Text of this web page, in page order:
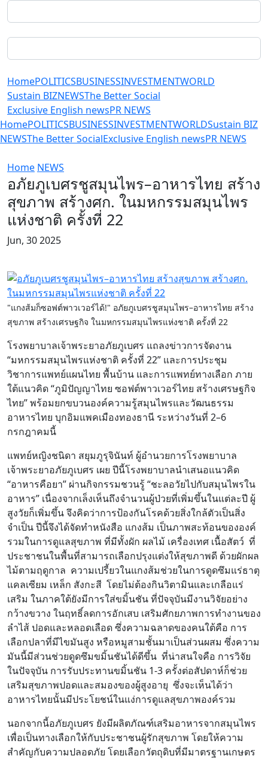
HomePOLITICSBUSINESSINVESTMENTWORLD
Sustain BIZNEWSThe Better Social
Exclusive English newsPR NEWS
HomePOLITICSBUSINESSINVESTMENTWORLDSustain BIZ
NEWSThe Better SocialExclusive English newsPR NEWS
Home NEWS
อภัยภูเบศรชูสมุนไพร–อาหารไทย สร้าง
สุขภาพ สร้างศก. ในมหกรรมสมุนไพร
แห่งชาติ ครั้งที่ 22
Jun, 30 2025
"แกงส้มก็ซอฟต์พาวเวอร์ได้!" อภัยภูเบศรชูสมุนไพร–อาหารไทย สร้าง
สุขภาพ สร้างเศรษฐกิจ ในมหกรรมสมุนไพรแห่งชาติ ครั้งที่ 22
โรงพยาบาลเจ้าพระยาอภัยภูเบศร แถลงข่าวการจัดงาน
“มหกรรมสมุนไพรแห่งชาติ ครั้งที่ 22” และการประชุม
วิชาการแพทย์แผนไทย พื้นบ้าน และการแพทย์ทางเลือก ภาย
ใต้แนวคิด “ภูมิปัญญาไทย ซอฟต์พาวเวอร์ไทย สร้างเศรษฐกิจ
ไทย” พร้อมยกขบวนองค์ความรู้สมุนไพรและวัฒนธรรม
อาหารไทย บุกอิมแพคเมืองทองธานี ระหว่างวันที่ 2–6
กรกฎาคมนี้
แพทย์หญิงชนิดา สยุมภูรุจินันท์ ผู้อำนวยการโรงพยาบาล
เจ้าพระยาอภัยภูเบศร เผย ปีนี้โรงพยาบาลนำเสนอแนวคิด
“อาหารคือยา” ผ่านกิจกรรมชวนรู้ “ชะลอวัยไปกับสมุนไพรใน
อาหาร” เนื่องจากเล็งเห็นถึงจำนวนผู้ป่วยที่เพิ่มขึ้นในแต่ละปี ผู้
สูงวัยก็เพิ่มขึ้น จึงคิดว่าการป้องกันโรคด้วยสิ่งใกล้ตัวเป็นสิ่ง
จำเป็น ปีนี้จึงได้จัดทำหนังสือ แกงส้ม เป็นภาพสะท้อนขององค์
รวมในการดูแลสุขภาพ ที่มีทั้งผัก ผลไม้ เครื่องเทศ เนื้อสัตว์ ที่
ประชาชนในพื้นที่สามารถเลือกปรุงแต่งให้สุขภาพดี ด้วยผักผล
ไม้ตามฤดูกาล ความเปรี้ยวในแกงส้มช่วยในการดูดซึมแร่ธาตุ
แคลเซียม เหล็ก สังกะสี โดยไม่ต้องกินวิตามินและเกลือแร่
เสริม ในภาคใต้ยังมีการใส่ขมิ้นชัน ที่ปัจจุบันมีงานวิจัยอย่าง
กว้างขวาง ในฤทธิ์ลดการอักเสบ เสริมศักยภาพการทำงานของ
ลำไส้ ปอดและหลอดเลือด ซึ่งความฉลาดของคนใต้คือ การ
เลือกปลาที่มีไขมันสูง หรือหมูสามชั้นมาเป็นส่วนผสม ซึ่งความ
มันนี้มีส่วนช่วยดูดซึมขมิ้นชันได้ดีขึ้น ที่น่าสนใจคือ การวิจัย
ในปัจจุบัน การรับประทานขมิ้นชัน 1-3 ครั้งต่อสัปดาห์ก็ช่วย
เสริมสุขภาพปอดและสมองของผู้สูงอายุ ซึ่งจะเห็นได้ว่า
อาหารไทยนั้นมีประโยชน์ในแง่การดูแลสุขภาพองค์รวม
นอกจากนี้อภัยภูเบศร ยังมีผลิตภัณฑ์เสริมอาหารจากสมุนไพร
เพื่อเป็นทางเลือกให้กับประชาชนผู้รักสุขภาพ โดยให้ความ
สำคัญกับความปลอดภัย โดยเลือกวัตถุดิบที่มีมาตรฐานเกษตร